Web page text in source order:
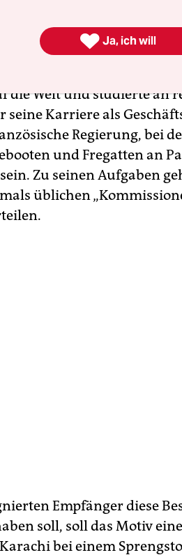
einzufädeln oder zu
die Welt und studierte an
seine Karriere als
Regierung, bei
und Fregatten an
Zu seinen Aufgaben
üblichen
Empfänger diese
soll, soll das Motiv
bei einem
 Ja, ich will